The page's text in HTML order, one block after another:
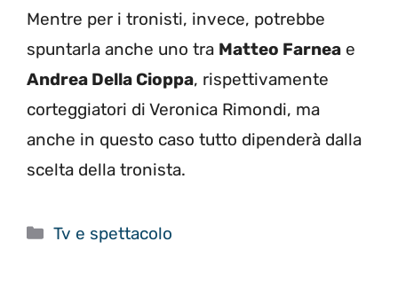
Mentre per i tronisti, invece, potrebbe
spuntarla anche uno tra Matteo Farnea e
Andrea Della Cioppa, rispettivamente
corteggiatori di Veronica Rimondi, ma
anche in questo caso tutto dipenderà dalla
scelta della tronista.
Categorie
Tv e spettacolo